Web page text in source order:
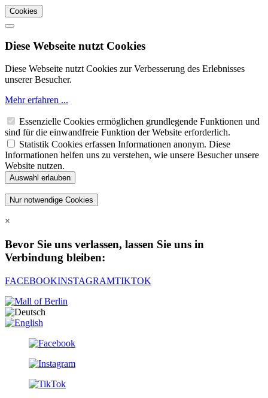
Cookies
Diese Webseite nutzt Cookies
Diese Webseite nutzt Cookies zur Verbesserung des Erlebnisses
unserer Besucher.
Mehr erfahren ...
Essenzielle Cookies ermöglichen grundlegende Funktionen und
sind für die einwandfreie Funktion der Website erforderlich.
Statistik Cookies erfassen Informationen anonym. Diese
Informationen helfen uns zu verstehen, wie unsere Besucher unsere
Website nutzen.
×
Bevor Sie uns verlassen, lassen Sie uns in
Verbindung bleiben:
FACEBOOKINSTAGRAMTIKTOK